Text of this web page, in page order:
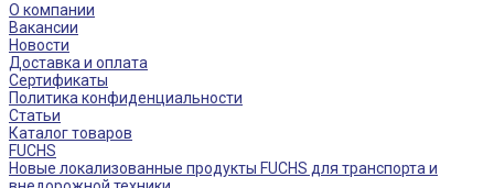
О компании
Вакансии
Новости
Доставка и оплата
Сертификаты
Политика конфиденциальности
Статьи
Каталог товаров
FUCHS
Новые локализованные продукты FUCHS для транспорта и